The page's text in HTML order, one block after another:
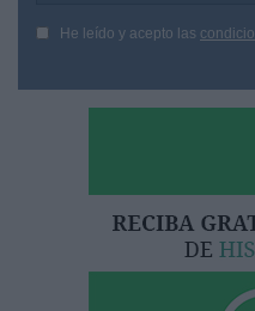
He leído y acepto las